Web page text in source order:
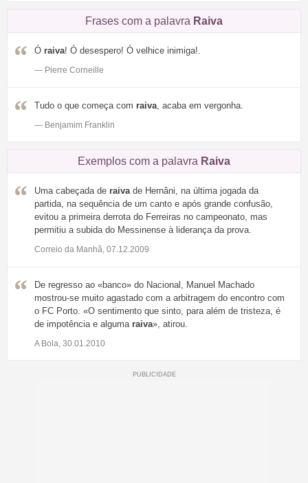
Frases com a palavra Raiva
Ó raiva! Ó desespero! Ó velhice inimiga!.
— Pierre Corneille
Tudo o que começa com raiva, acaba em vergonha.
— Benjamim Franklin
Exemplos com a palavra Raiva
Uma cabeçada de raivade Hernâni, na última jogada da
partida, na sequência de um canto e após grande confusão,
evitou a primeira derrota do Ferreiras no campeonato, mas
permitiu a subida do Messinense à liderança da prova.
Correio da Manhã, 07.12.2009
De regresso ao «banco» do Nacional, Manuel Machado
mostrou-se muito agastado com a arbitragem do encontro com
o FC Porto. «O sentimento que sinto, para além de tristeza, é
de impotência e alguma raiva», atirou.
A Bola, 30.01.2010